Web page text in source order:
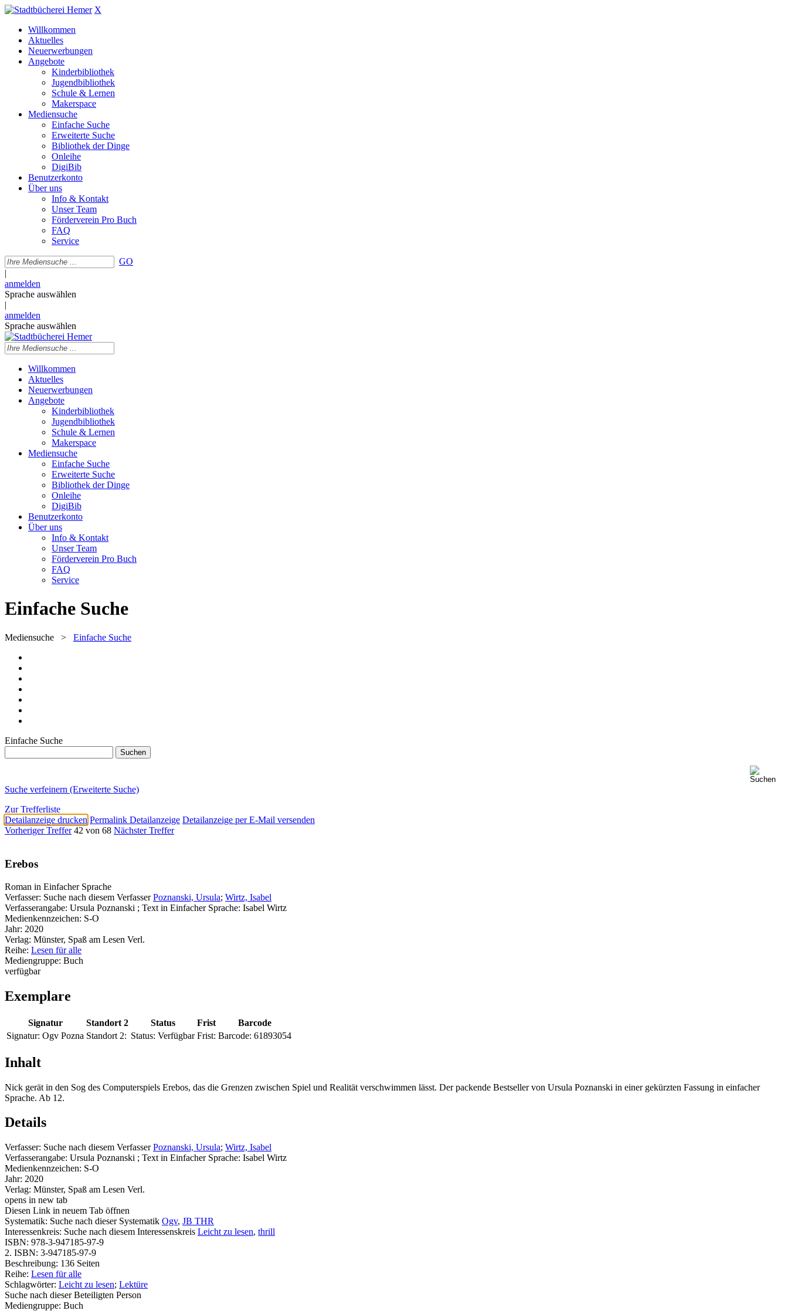
X
Willkommen
Aktuelles
Neuerwerbungen
Angebote
Kinderbibliothek
Jugendbibliothek
Schule & Lernen
Makerspace
Mediensuche
Einfache Suche
Erweiterte Suche
Bibliothek der Dinge
Onleihe
DigiBib
Benutzerkonto
Über uns
Info & Kontakt
Unser Team
Förderverein Pro Buch
FAQ
Service
GO
|
anmelden
Sprache auswählen
|
anmelden
Sprache auswählen
Willkommen
Aktuelles
Neuerwerbungen
Angebote
Kinderbibliothek
Jugendbibliothek
Schule & Lernen
Makerspace
Mediensuche
Einfache Suche
Erweiterte Suche
Bibliothek der Dinge
Onleihe
DigiBib
Benutzerkonto
Über uns
Info & Kontakt
Unser Team
Förderverein Pro Buch
FAQ
Service
Einfache Suche
Mediensuche > Einfache Suche
Einfache Suche
Suche verfeinern (Erweiterte Suche)
Zur Trefferliste
Detailanzeige drucken Permalink Detailanzeige Detailanzeige per E-Mail versenden
Vorheriger Treffer 42 von 68 Nächster Treffer
Erebos
Roman in Einfacher Sprache
Verfasser: Suche nach diesem Verfasser Poznanski, Ursula; Wirtz, Isabel
Verfasserangabe: Ursula Poznanski ; Text in Einfacher Sprache: Isabel Wirtz
Medienkennzeichen: S-O
Jahr: 2020
Verlag: Münster, Spaß am Lesen Verl.
Reihe: Lesen für alle
Mediengruppe: Buch
verfügbar
Exemplare
Signatur Standort 2 Status Frist
Barcode
Signatur: Ogv Pozna Standort 2: Status: Verfügbar Frist: Barcode: 61893054
Inhalt
Nick gerät in den Sog des Computerspiels Erebos, das die Grenzen zwischen Spiel und Realität verschwimmen lässt. Der packende Bestseller von Ursula Poznanski in einer gekürzten Fassung in einfacher
Sprache. Ab 12.
Details
Verfasser: Suche nach diesem Verfasser Poznanski, Ursula; Wirtz, Isabel
Verfasserangabe: Ursula Poznanski ; Text in Einfacher Sprache: Isabel Wirtz
Medienkennzeichen: S-O
Jahr: 2020
Verlag: Münster, Spaß am Lesen Verl.
opens in new tab
Diesen Link in neuem Tab öffnen
Systematik: Suche nach dieser Systematik Ogv, JB THR
Interessenkreis: Suche nach diesem Interessenskreis Leicht zu lesen, thrill
ISBN: 978-3-947185-97-9
2. ISBN: 3-947185-97-9
Beschreibung: 136 Seiten
Reihe: Lesen für alle
Schlagwörter: Leicht zu lesen; Lektüre
Suche nach dieser Beteiligten Person
Mediengruppe: Buch